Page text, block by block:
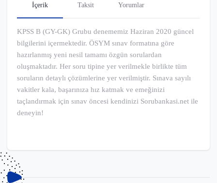
İçerik Taksit Yorumlar
KPSS B (GY-GK) Grubu denememiz Haziran 2020 güncel
bilgilerini içermektedir. ÖSYM sınav formatına göre
hazırlanmış yeni nesil tamamı özgün sorulardan
oluşmaktadır. Her soru tipine yer verilmekle birlikte tüm
soruların detaylı çözümlerine yer verilmiştir. Sınava sayılı
vakitler kala, başarınıza hız katmak ve emeğinizi
taçlandırmak için sınav öncesi kendinizi Sorubankasi.net ile
deneyin!